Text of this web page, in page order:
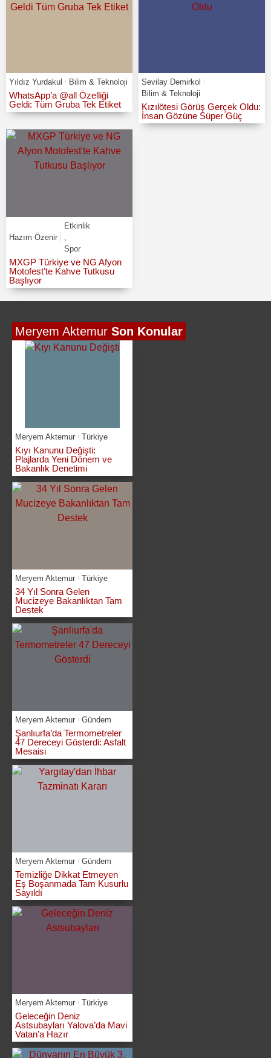
Yıldız Yurdakul Bilim & Teknoloji
WhatsApp’a @all Özelliği
Geldi: Tüm Gruba Tek Etiket
Sevilay Demirkol
Bilim & Teknoloji
Kızılötesi Görüş Gerçek Oldu:
İnsan Gözüne Süper Güç
Hazım Özenir
Etkinlik
Spor
MXGP Türkiye ve NG Afyon
Motofest’te Kahve Tutkusu
Başlıyor
Meryem Aktemur Son Konular
Meryem Aktemur Türkiye
Kıyı Kanunu Değişti:
Plajlarda Yeni Dönem ve
Bakanlık Denetimi
Meryem Aktemur Türkiye
34 Yıl Sonra Gelen
Mucizeye Bakanlıktan Tam
Destek
Meryem Aktemur Gündem
Şanlıurfa’da Termometreler
47 Dereceyi Gösterdi: Asfalt
Mesaisi
Meryem Aktemur Gündem
Temizliğe Dikkat Etmeyen
Eş Boşanmada Tam Kusurlu
Sayıldı
Meryem Aktemur Türkiye
Geleceğin Deniz
Astsubayları Yalova’da Mavi
Vatan’a Hazır